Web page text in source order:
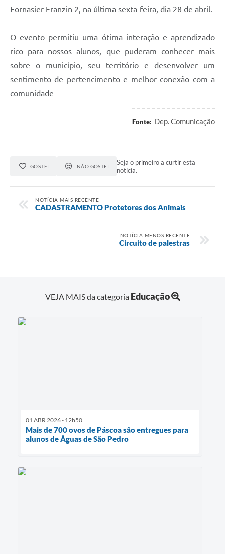
Fornasier Franzin 2, na última sexta-feira, dia 28 de abril.
O evento permitiu uma ótima interação e aprendizado
rico para nossos alunos, que puderam conhecer mais
sobre o município, seu território e desenvolver um
sentimento de pertencimento e melhor conexão com a
comunidade
Fonte: Dep. Comunicação
GOSTEI NÃO GOSTEI
Seja o primeiro a curtir esta
notícia.
NOTÍCIA MAIS RECENTE
CADASTRAMENTO Protetores dos Animais
NOTÍCIA MENOS RECENTE
Circuito de palestras
VEJA MAIS da categoria Educação
01 ABR 2026 - 12h50
Mais de 700 ovos de Páscoa são entregues para
alunos de Águas de São Pedro